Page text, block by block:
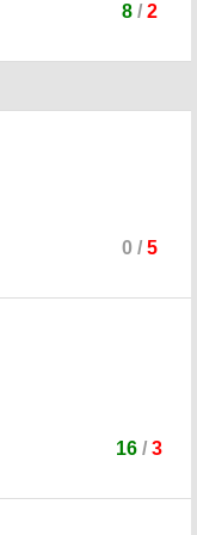
8/ 2
0 / 5
16 / 3